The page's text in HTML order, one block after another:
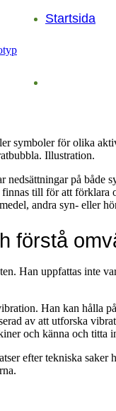
Startsida
på både
till för att förklara
andra syn- eller
förstå
Han uppfattas inte
Han kan hålla
av att utforska
och känna och titta
efter tekniska saker